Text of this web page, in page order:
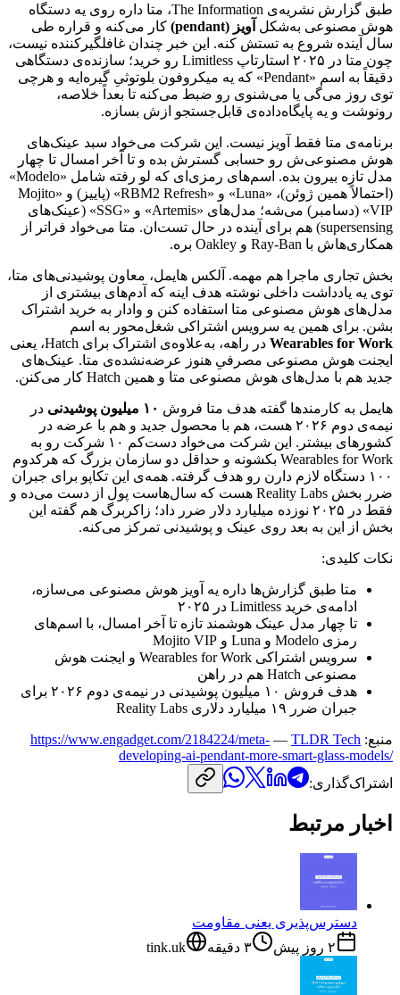
طبق گزارش نشریه‌ی The Information، متا داره روی یه دستگاه
هوش مصنوعی به‌شکل آویز (pendant) کار می‌کنه و قراره طی
سال آینده شروع به تستش کنه. این خبر چندان غافلگیرکننده نیست،
چون متا در ۲۰۲۵ استارتاپ Limitless رو خرید؛ سازنده‌ی دستگاهی
دقیقاً به اسم «
Pendant
» که یه میکروفون بلوتوثیِ گیره‌ایه و هرچی
توی روز می‌گی یا می‌شنوی رو ضبط می‌کنه تا بعداً خلاصه،
رونوشت و یه پایگاه‌داده‌ی قابل‌جستجو ازش بسازه.
برنامه‌ی متا فقط آویز نیست. این شرکت می‌خواد سبد عینک‌های
هوش مصنوعی‌ش رو حسابی گسترش بده و تا آخر امسال تا چهار
مدل تازه بیرون بده. اسم‌های رمزی‌ای که لو رفته شامل «
Modelo
»
(احتمالاً همین ژوئن)، «
Luna
» و «
RBM2 Refresh
» (پاییز) و «
Mojito
VIP
» (دسامبر) می‌شه؛ مدل‌های «
Artemis
» و «
SSG
» (عینک‌های
supersensing
) هم برای آینده در حال تست‌ان. متا می‌خواد فراتر
از
همکاری‌هاش با Ray-Ban و Oakley بره.
بخش تجاری ماجرا هم مهمه. آلکس هایمل، معاون پوشیدنی‌های متا،
توی یه یادداشت داخلی نوشته هدف اینه که آدم‌های بیشتری از
مدل‌های هوش مصنوعی متا استفاده کنن و وادار به خرید اشتراک
بشن. برای همین یه سرویس اشتراکی شغل‌محور به اسم
Wearables for Work در راهه، به‌علاوه‌ی اشتراک برای Hatch، یعنی
ایجنت هوش مصنوعی مصرفیِ هنوز عرضه‌نشده‌ی متا. عینک‌های
جدید هم با مدل‌های هوش مصنوعی متا و همین Hatch کار می‌کنن.
هایمل به کارمندها گفته هدف متا فروش ۱۰ میلیون پوشیدنی در
نیمه‌ی دوم ۲۰۲۶ هست، هم با محصول جدید و هم با عرضه در
کشورهای بیشتر. این شرکت می‌خواد دست‌کم ۱۰ شرکت رو به
Wearables for Work بکشونه و حداقل دو سازمان بزرگ که هرکدوم
۱۰۰ دستگاه لازم دارن رو هدف گرفته. همه‌ی این تکاپو برای جبران
ضرر بخش Reality Labs هست که سال‌هاست پول از دست می‌ده و
فقط در ۲۰۲۵ نوزده میلیارد دلار ضرر داد؛ زاکربرگ هم گفته این
بخش از این به بعد روی عینک و پوشیدنی تمرکز می‌کنه.
نکات کلیدی:
متا طبق گزارش‌ها داره یه آویز هوش مصنوعی می‌سازه،
ادامه‌ی خرید Limitless در ۲۰۲۵
تا چهار مدل عینک هوشمند تازه تا آخر امسال، با اسم‌های
رمزی Modelo و Luna و Mojito VIP
سرویس اشتراکی Wearables for Work و ایجنت هوش
مصنوعی Hatch هم در راهن
هدف فروش ۱۰ میلیون پوشیدنی در نیمه‌ی دوم ۲۰۲۶ برای
جبران ضرر ۱۹ میلیارد دلاری Reality Labs
منبع: TLDR Tech
—
https://www.engadget.com/2184224/meta-
developing-ai-pendant-more-smart-glass-models/
اشتراک‌گذاری:
اخبار مرتبط
دسترس‌پذیری یعنی مقاومت
۲ روز پیش
۳ دقیقه tink.uk